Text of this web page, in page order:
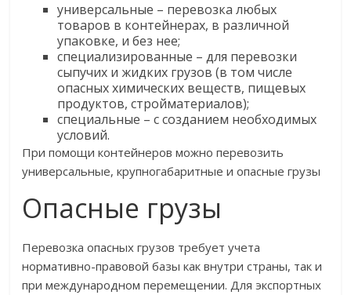
универсальные – перевозка любых
товаров в контейнерах, в различной
упаковке, и без нее;
специализированные – для перевозки
сыпучих и жидких грузов (в том числе
опасных химических веществ, пищевых
продуктов, стройматериалов);
специальные – с созданием необходимых
условий.
При помощи контейнеров можно перевозить
универсальные, крупногабаритные и опасные грузы
Опасные грузы
Перевозка опасных грузов требует учета
нормативно-правовой базы как внутри страны, так и
при международном перемещении. Для экспортных